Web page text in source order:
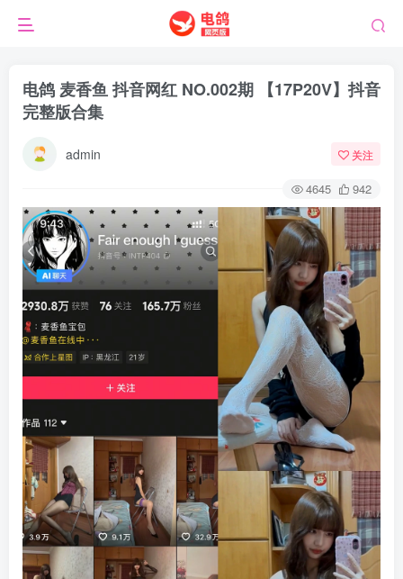
电鸽 麦香鱼 抖音网红 NO.002期 【17P20V】抖音
完整版合集
admin 关注
4645 942